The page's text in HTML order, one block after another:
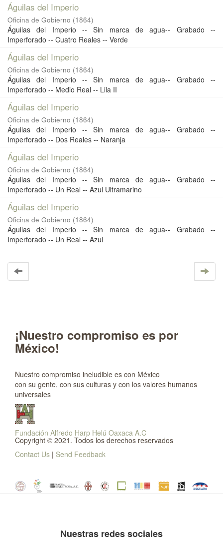
Águilas del Imperio
Oficina de Gobierno (1864)
Águilas del Imperio -- Sin marca de agua-- Grabado --
Imperforado -- Cuatro Reales -- Verde
Águilas del Imperio
Oficina de Gobierno (1864)
Águilas del Imperio -- Sin marca de agua-- Grabado --
Imperforado -- Medio Real -- Lila II
Águilas del Imperio
Oficina de Gobierno (1864)
Águilas del Imperio -- Sin marca de agua-- Grabado --
Imperforado -- Dos Reales -- Naranja
Águilas del Imperio
Oficina de Gobierno (1864)
Águilas del Imperio -- Sin marca de agua-- Grabado --
Imperforado -- Un Real -- Azul Ultramarino
Águilas del Imperio
Oficina de Gobierno (1864)
Águilas del Imperio -- Sin marca de agua-- Grabado --
Imperforado -- Un Real -- Azul
¡Nuestro compromiso es por
México!
Nuestro compromiso ineludible es con México
con su gente, con sus culturas y con los valores humanos
universales
Fundación Alfredo Harp Helú Oaxaca A.C
Copyright © 2021. Todos los derechos reservados
Contact Us | Send Feedback
Nuestras redes sociales